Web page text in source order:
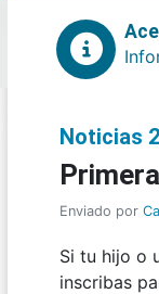
Noticias
Enviado por
Si tu hijo o
inscribas